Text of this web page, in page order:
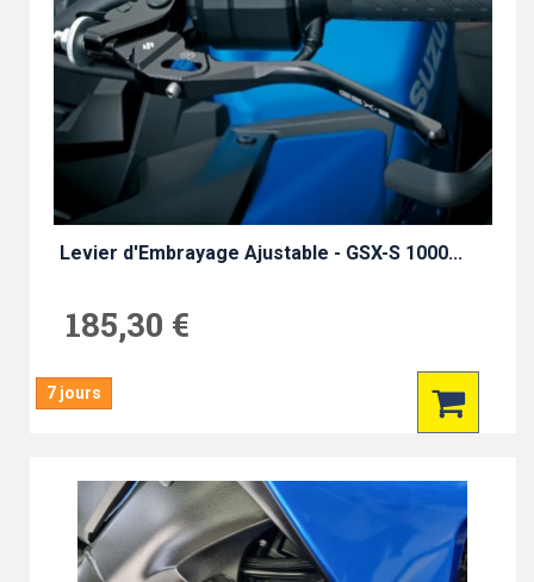
Levier d'Embrayage Ajustable - GSX-S 1000...
185,30 €
7 jours